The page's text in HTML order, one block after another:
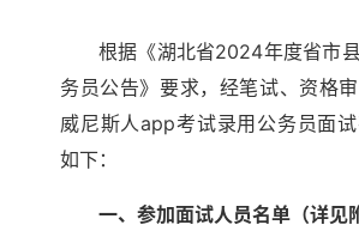
根据《湖北省2024年度省市
务员公告》要求，经笔试、资格
威尼斯人app考试录用公务员面
如下：
一、参加面试人员名单（详见